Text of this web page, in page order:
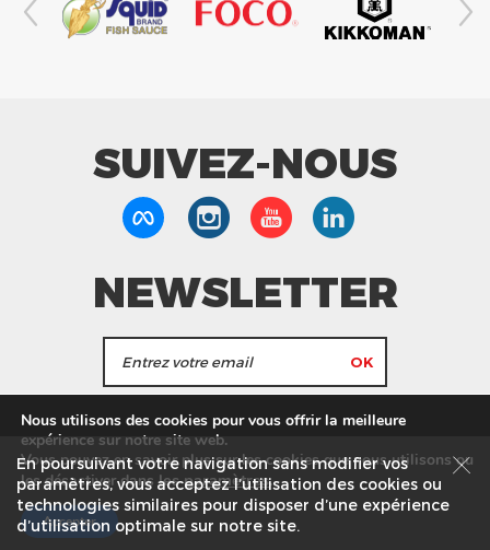
SUIVEZ-NOUS
NEWSLETTER
informations de Tang Frères.
Nos Magasins Service commercial
Recrutement
Plan du site
Mentions légales
© Tang Frères 2026
En poursuivant votre navigation sans modifier vos
paramètres, vous acceptez l’utilisation des cookies ou
technologies similaires pour disposer d’une expérience
d’utilisation optimale sur notre site.
Nous utilisons des cookies pour vous offrir la meilleure
expérience sur notre site web.
Vous pouvez en savoir plus sur les cookies que nous utilisons ou
les désactiver dans lesparamètres.
Accepter